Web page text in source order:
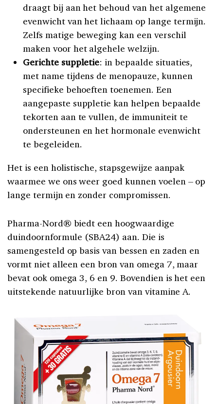
draagt bij aan het behoud van het algemene
evenwicht van het lichaam op lange termijn.
Zelfs matige beweging kan een verschil
maken voor het algehele welzijn.
Gerichte suppletie: in bepaalde situaties,
met name tijdens de menopauze, kunnen
specifieke behoeften toenemen. Een
aangepaste suppletie kan helpen bepaalde
tekorten aan te vullen, de immuniteit te
ondersteunen en het hormonale evenwicht
te begeleiden.
Het is een holistische, stapsgewijze aanpak
waarmee we ons weer goed kunnen voelen – op
lange termijn en zonder compromissen.
Pharma-Nord® biedt een hoogwaardige
duindoornformule (SBA24) aan. Die is
samengesteld op basis van bessen en zaden en
vormt niet alleen een bron van omega 7, maar
bevat ook omega 3, 6 en 9. Bovendien is het een
uitstekende natuurlijke bron van vitamine A.